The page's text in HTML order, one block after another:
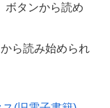
ボタンから読め
ら読み始められ